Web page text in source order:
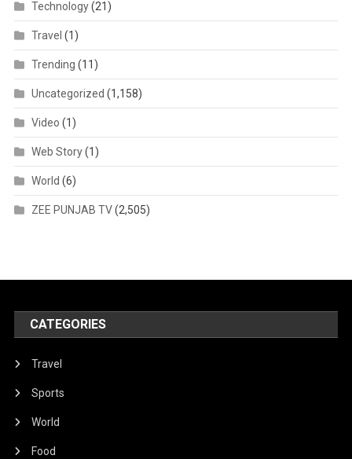
Technology(21)
Travel (1)
Trending (11)
Uncategorized (1,158)
Video (1)
Web Story(1)
World (6)
ZEE PUNJAB TV(2,505)
CATEGORIES
Travel
Sports
World
Food